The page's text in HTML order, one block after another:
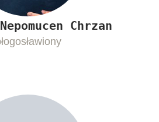
Chrzan